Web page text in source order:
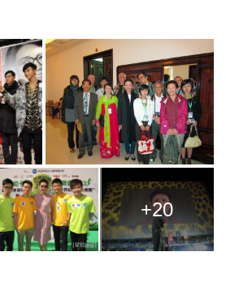
+20